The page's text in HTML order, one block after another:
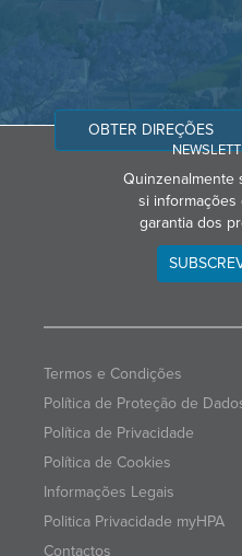
OBTER DIREÇÕES
Quinzenalmente
si informações
garantia dos
Termos e Condições
Política de Proteção de
Política de Privacidade
Política de Cookies
Informações Legais
Politica Privacidade myHPA
Contactos